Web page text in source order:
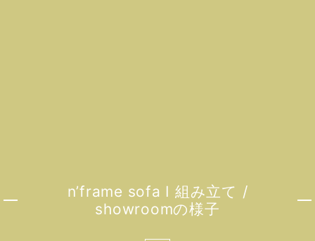
n’frame sofa I 組み立て /
showroomの様子